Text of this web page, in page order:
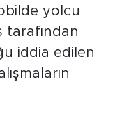
yolcu
tarafından
iddia edilen